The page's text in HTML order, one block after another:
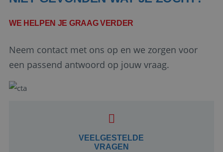
WE HELPEN JE GRAAG VERDER
Neem contact met ons op en we zorgen voor
een passend antwoord op jouw vraag.
VEELGESTELDE
VRAGEN
Google Privacy Policy